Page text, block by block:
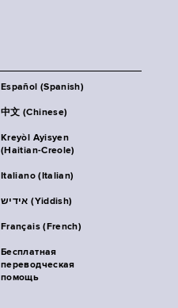
Español (Spanish)
中文 (Chinese)
Kreyòl Ayisyen
(Haitian-Creole)
Italiano (Italian)
אידיש (Yiddish)
Français (French)
Бесплатная
переводческая
помощь